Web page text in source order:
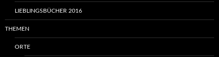
LIEBLINGSBÜCHER 2016
THEMEN
ORTE